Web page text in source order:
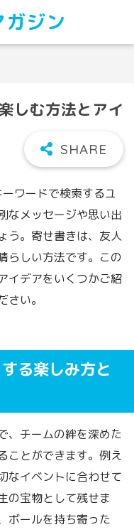
ガジン
しむ方法とアイ
ワードで検索するユ
なメッセージや思い出
う。寄せ書きは、友人
らしい方法です。この
イデアをいくつかご紹
い。
る楽しみ方と
、チームの絆を深めた
ことができます。例え
なイベントに合わせて
の宝物として残せま
ボールを持ち寄った